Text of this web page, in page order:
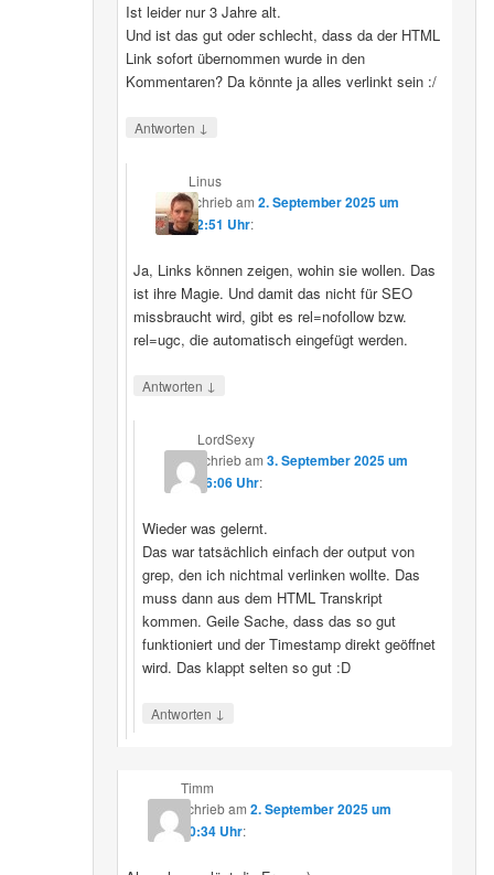
Ist leider nur 3 Jahre alt.
Und ist das gut oder schlecht, dass da der HTML
Link sofort übernommen wurde in den
Kommentaren? Da könnte ja alles verlinkt sein :/
Antworten ↓
Linus
schriebam2. September 2025 um
12:51 Uhr:
Ja, Links können zeigen, wohin sie wollen. Das
ist ihre Magie. Und damit das nicht für SEO
missbraucht wird, gibt es rel=nofollow bzw.
rel=ugc, die automatisch eingefügt werden.
Antworten ↓
LordSexy
schriebam 3. September 2025 um
16:06 Uhr:
Wieder was gelernt.
Das war tatsächlich einfach der output von
grep, den ich nichtmal verlinken wollte. Das
muss dann aus dem HTML Transkript
kommen. Geile Sache, dass das so gut
funktioniert und der Timestamp direkt geöffnet
wird. Das klappt selten so gut :D
Antworten ↓
Timm
schriebam 2. September 2025 um
10:34 Uhr: